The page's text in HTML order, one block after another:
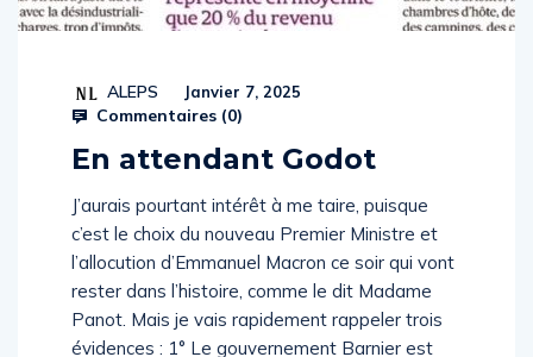
ALEPS Janvier 7, 2025
J’aurais pourtant intérêt à me taire, puisque
c’est le choix du nouveau Premier Ministre et
l’allocution d’Emmanuel Macron ce soir qui vont
rester dans l’histoire, comme le dit Madame
Panot. Mais je vais rapidement rappeler trois